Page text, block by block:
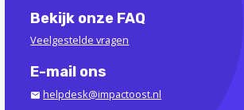
Bekijk onze FAQ
Veelgestelde vragen
E-mail ons
helpdesk@impactoost.nl